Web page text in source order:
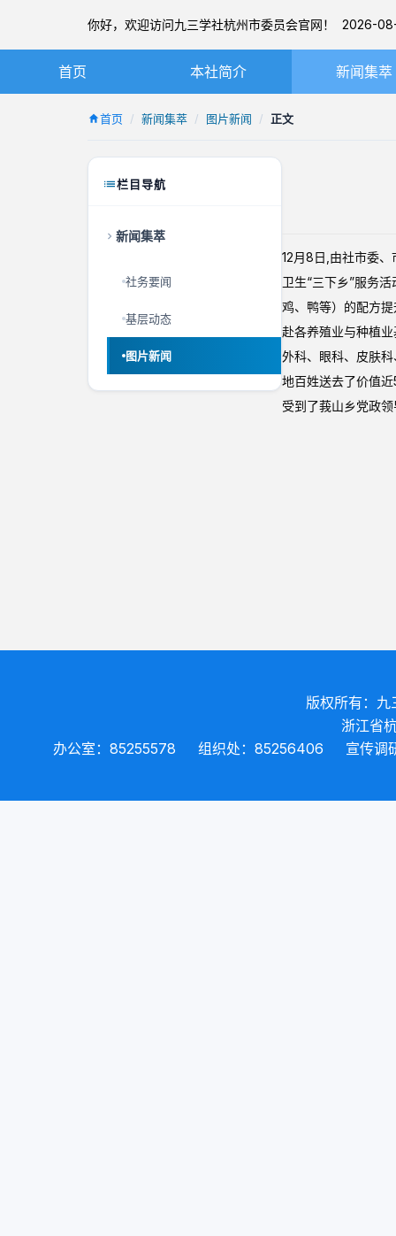
你好，欢迎访问九三学社杭州市委员会官网！ 2026-
首页 本社简介
九三学社简介
新闻集萃
首页 新闻集萃 图片新闻 正文
栏目导航
新闻集萃
社务要闻
基层动态
图片新闻
12月8日,由社市委
卫生“三下乡”服务
鸡、鸭等）的配方
赴各养殖业与种植
外科、眼科、皮肤
地百姓送去了价值
受到了莪山乡党政
版权所有：九
浙江省
办公室：85255578
组织处：85256406 宣传调